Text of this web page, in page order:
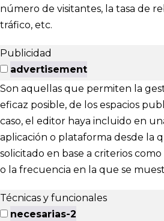
número de visitantes, la tasa de
tráfico, etc.
Publicidad
advertisement
Son aquellas que permiten la
eficaz posible, de los espacios
caso, el editor haya incluido en
aplicación o plataforma desde la
solicitado en base a criterios
o la frecuencia en la que se
Técnicas y funcionales
necesarias-2